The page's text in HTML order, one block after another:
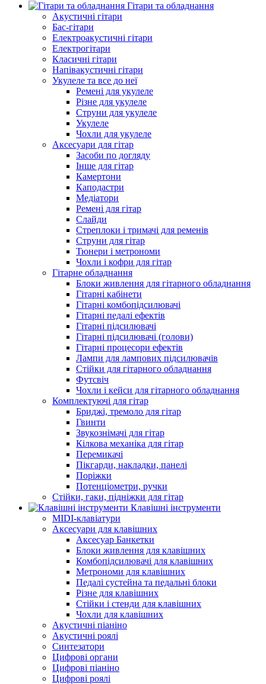
Гітари та обладнання
Акустичні гітари
Бас-гітари
Електроакустичні гітари
Електрогітари
Класичні гітари
Напівакустичні гітари
Укулеле та все до неї
Ремені для укулеле
Різне для укулеле
Струни для укулеле
Укулеле
Чохли для укулеле
Аксесуари для гітар
Засоби по догляду
Інше для гітар
Камертони
Каподастри
Медіатори
Ремені для гітар
Слайди
Стреплоки і тримачі для ременів
Струни для гітар
Тюнери і метрономи
Чохли і кофри для гітар
Гітарне обладнання
Блоки живлення для гітарного обладнання
Гітарні кабінети
Гітарні комбопідсилювачі
Гітарні педалі ефектів
Гітарні підсилювачі
Гітарні підсилювачі (голови)
Гітарні процесори ефектів
Лампи для лампових підсилювачів
Стійки для гітарного обладнання
Футсвіч
Чохли і кейси для гітарного обладнання
Комплектуючі для гітар
Бриджі, тремоло для гітар
Гвинти
Звукознімачі для гітар
Кілкова механіка для гітар
Перемикачі
Пікгарди, накладки, панелі
Поріжки
Потенціометри, ручки
Стійки, гаки, підніжки для гітар
Клавішні інструменти
MIDI-клавіатури
Аксесуари для клавішних
Аксесуар Банкетки
Блоки живлення для клавішних
Комбопідсилювачі для клавішних
Метрономи для клавішних
Педалі сустейна та педальні блоки
Різне для клавішних
Стійки і стенди для клавішних
Чохли для клавішних
Акустичні піаніно
Акустичні роялі
Синтезатори
Цифрові органи
Цифрові піаніно
Цифрові роялі